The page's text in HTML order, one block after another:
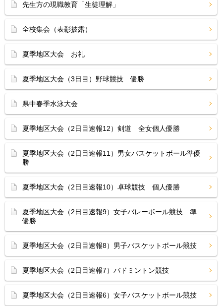
先生方の現職教育「生徒理解」
全校集会（表彰披露）
夏季地区大会 お礼
夏季地区大会（3日目）野球競技 優勝
県中春季水泳大会
夏季地区大会（2日目速報12）剣道 全女個人優勝
夏季地区大会（2日目速報11）男女バスケットボール準優
勝
夏季地区大会（2日目速報10）卓球競技 個人優勝
夏季地区大会（2日目速報9）女子バレーボール競技 準
優勝
夏季地区大会（2日目速報8）男子バスケットボール競技
夏季地区大会（2日目速報7）バドミントン競技
夏季地区大会（2日目速報6）女子バスケットボール競技